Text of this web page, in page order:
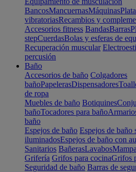
BancosMancuernasMáquinas
vibratoriasRecambios y
Accesorios fitness BandasBarras
stepCuerdasBolas y esferas de
Recuperación muscular
percusión
Baño
Accesorios de baño Colgadores
bañoPapelerasDispensadores
de ropa
Muebles de baño Botiquines
bañoTocadores para baño
baño
Espejos de baño Espejos de baño
iluminadosEspejos de baño con
Sanitarios BañerasLavabos
Grifería Grifos para cocinaGrifos
Seguridad de baño Barras de